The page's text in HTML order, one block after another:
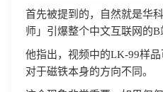
首先被提到的，自然就是华
师」引爆整个中文互联网的B
他指出，视频中的LK-99样
对于磁铁本身的方向不同。